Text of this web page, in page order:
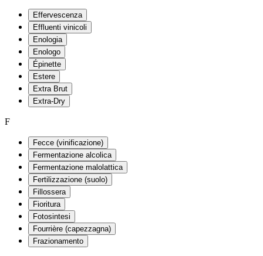
Effervescenza
Effluenti vinicoli
Enologia
Enologo
Épinette
Estere
Extra Brut
Extra-Dry
F
Fecce (vinificazione)
Fermentazione alcolica
Fermentazione malolattica
Fertilizzazione (suolo)
Fillossera
Fioritura
Fotosintesi
Fourrière (capezzagna)
Frazionamento